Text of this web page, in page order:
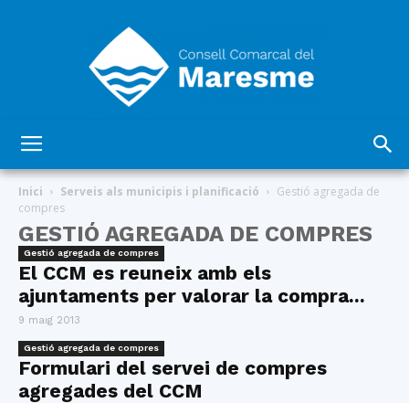
Comarcal
Inici Serveis als municipis i planificació
Gestió agregada de
compres
GESTIÓ AGREGADA DE COMPRES
Gestió agregada de compres
El CCM es reuneix amb els
ajuntaments per valorar la compra...
9 maig 2013
Gestió agregada de compres
Formulari del servei de compres
agregades del CCM